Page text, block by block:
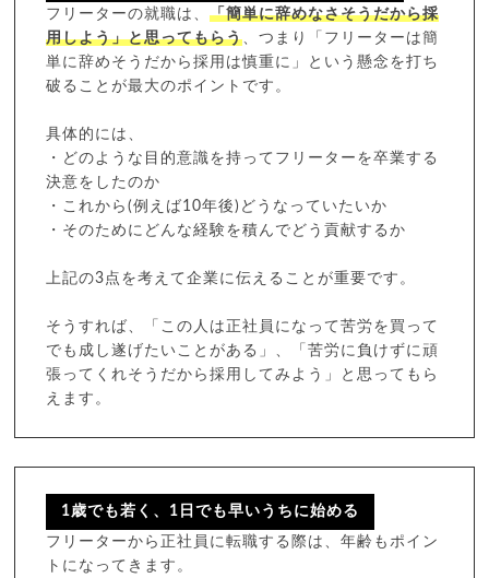
フリーターの就職は、「簡単に辞めなさそうだから採
用しよう」と思ってもらう、つまり「フリーターは簡
単に辞めそうだから採用は慎重に」という懸念を打ち
破ることが最大のポイントです。
具体的には、
・どのような目的意識を持ってフリーターを卒業する
決意をしたのか
・これから(例えば10年後)どうなっていたいか
・そのためにどんな経験を積んでどう貢献するか
上記の3点を考えて企業に伝えることが重要です。
そうすれば、「この人は正社員になって苦労を買って
でも成し遂げたいことがある」、「苦労に負けずに頑
張ってくれそうだから採用してみよう」と思ってもら
えます。
1歳でも若く、1日でも早いうちに始める
フリーターから正社員に転職する際は、年齢もポイン
トになってきます。